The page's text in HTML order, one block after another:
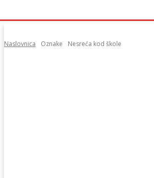
Naslovnica Oznake Nesreća kod škole